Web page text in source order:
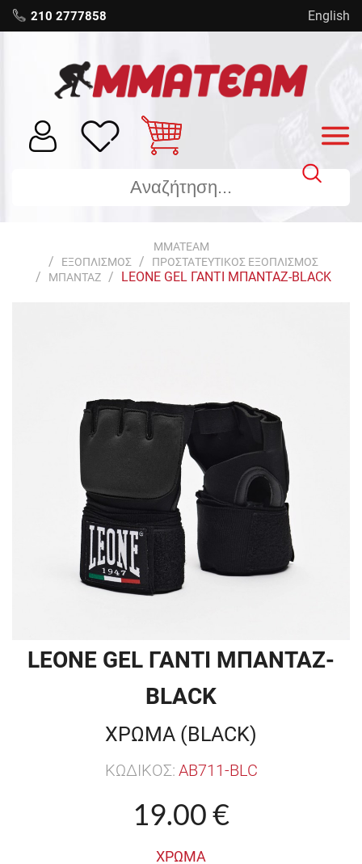
210 2777858 English
MMATEAM
ΕΞΟΠΛΙΣΜΟΣ
ΠΡΟΣΤΑΤΕΥΤΙΚΟΣ ΕΞΟΠΛΙΣΜΟΣ
ΜΠΑΝΤΑΖ
LEONE GEL ΓΑΝΤΙ ΜΠΑΝΤΑΖ-BLACK
LEONE GEL ΓΑΝΤΙ ΜΠΑΝΤΑΖ-
BLACK
ΧΡΩΜΑ (BLACK)
ΚΩΔΙΚΟΣ: AB711-BLC
19.00 €
ΧΡΩΜΑ